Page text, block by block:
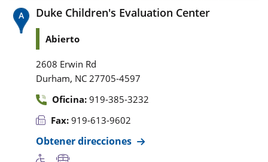
Duke Children's Evaluation Center
Abierto
2608 Erwin Rd
Durham, NC 27705-4597
Oficina: 919-385-3232
Fax: 919-613-9602
Obtener direcciones